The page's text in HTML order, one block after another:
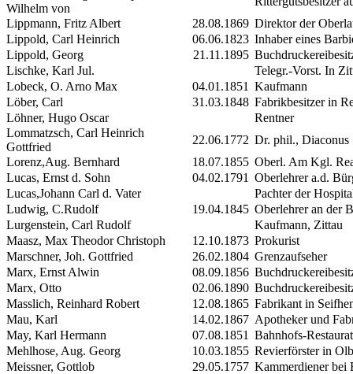
Wilhelm von
Lippmann, Fritz Albert
28.08.1869 Direktor der
Lippold, Carl Heinrich
06.06.1823 Inhaber eines
Lippold, Georg
21.11.1895
Lischke, Karl Jul.
Telegr.-Vorst. In
Lobeck, O. Arno Max
04.01.1851 Kaufmann
Löber, Carl
31.03.1848 Fabrikbesitzer in
Löhner, Hugo Oscar
Rentner
Lommatzsch, Carl Heinrich
Gottfried
22.06.1772 Dr. phil., Diaconus
Lorenz,Aug. Bernhard
18.07.1855 Oberl. Am Kgl.
Lucas, Ernst d. Sohn
04.02.1791 Oberlehrer a.d.
Lucas,Johann Carl d. Vater
Pachter der
Ludwig, C.Rudolf
19.04.1845 Oberlehrer an der
Lurgenstein, Carl Rudolf
Kaufmann, Zittau
Maasz, Max Theodor Christoph
12.10.1873 Prokurist
Marschner, Joh. Gottfried
26.02.1804 Grenzaufseher
Marx, Ernst Alwin
08.09.1856
Marx, Otto
02.06.1890
Masslich, Reinhard Robert
12.08.1865 Fabrikant in
Mau, Karl
14.02.1867 Apotheker und
May, Karl Hermann
07.08.1851 Bahnhofs-
Mehlhose, Aug. Georg
10.03.1855 Revierförster in
Meissner, Gottlob
29.05.1757 Kammerdiener bei